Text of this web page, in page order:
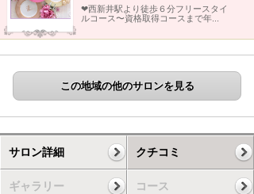
❤︎西新井駅より徒歩６分フリースタイ
ルコース〜資格取得コースまで年...
この地域の他のサロンを見る
サロン詳細 クチコミ
ギャラリー コース